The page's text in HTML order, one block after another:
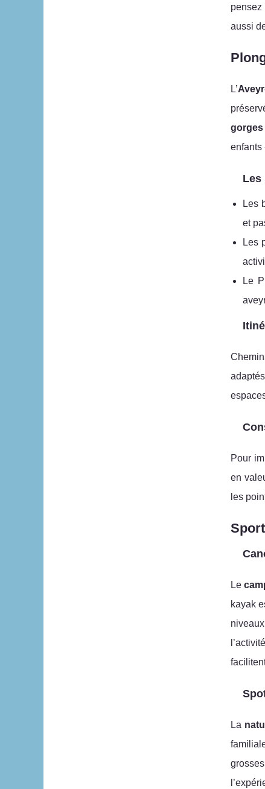
aussi
L’
gorges
enfants
Les
Les
et
Les
Le
Pour
en
les
Le
kayak
La